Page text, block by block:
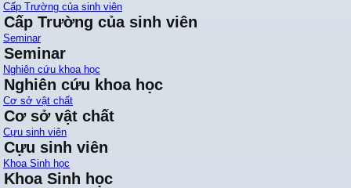
Cấp Trường của sinh viên
Cấp Trường của sinh viên
Seminar
Seminar
Nghiên cứu khoa học
Nghiên cứu khoa học
Cơ sở vật chất
Cơ sở vật chất
Cựu sinh viên
Cựu sinh viên
Khoa Sinh học
Khoa Sinh học